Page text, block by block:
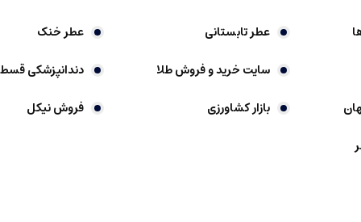
پشت گوش ها.
هستند که نقش مهمی در نشان دادن شخصیت، افزایش اعتماد به نفس و
است که ویژگی های خاص خود را دارد.
عطر تابستانی
عطر خنک
سایت خرید و فروش طلا
دندانپزشکی
بازار کشاورزی
فروش نیکل